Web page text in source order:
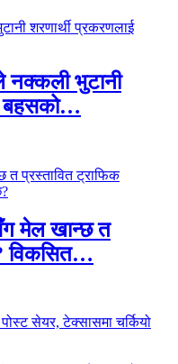
नक्कली भुटानी
बहसको…
मेल खान्छ त
विकसित…